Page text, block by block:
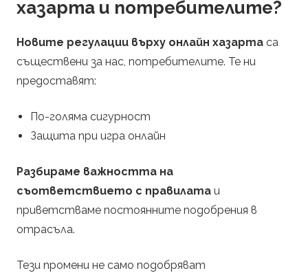
хазарта и потребителите?
Новите регулации върху онлайн хазарта са
съществени за нас, потребителите. Те ни
предоставят:
По-голяма сигурност
Защита при игра онлайн
Разбираме важността на
съответствието с правилата и
приветстваме постоянните подобрения в
отрасъла.
Тези промени не само подобряват